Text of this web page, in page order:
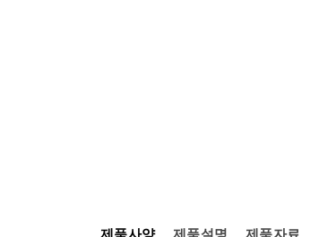
제품사양 제품설명 제품자료